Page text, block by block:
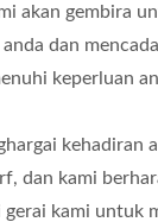
akan gembira
dan
keperluan
kehadiran
dan kami
kami untuk